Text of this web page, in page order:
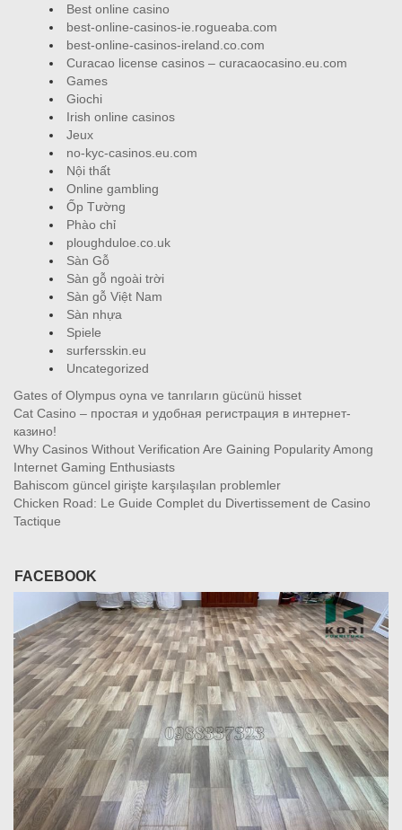
Best online casino
best-online-casinos-ie.rogueaba.com
best-online-casinos-ireland.co.com
Curacao license casinos – curacaocasino.eu.com
Games
Giochi
Irish online casinos
Jeux
no-kyc-casinos.eu.com
Nội thất
Online gambling
Ốp Tường
Phào chỉ
ploughduloe.co.uk
Sàn Gỗ
Sàn gỗ ngoài trời
Sàn gỗ Việt Nam
Sàn nhựa
Spiele
surfersskin.eu
Uncategorized
Gates of Olympus oyna ve tanrıların gücünü hisset
Cat Casino – простая и удобная регистрация в интернет-
казино!
Why Casinos Without Verification Are Gaining Popularity Among
Internet Gaming Enthusiasts
Bahiscom güncel girişte karşılaşılan problemler
Chicken Road: Le Guide Complet du Divertissement de Casino
Tactique
FACEBOOK